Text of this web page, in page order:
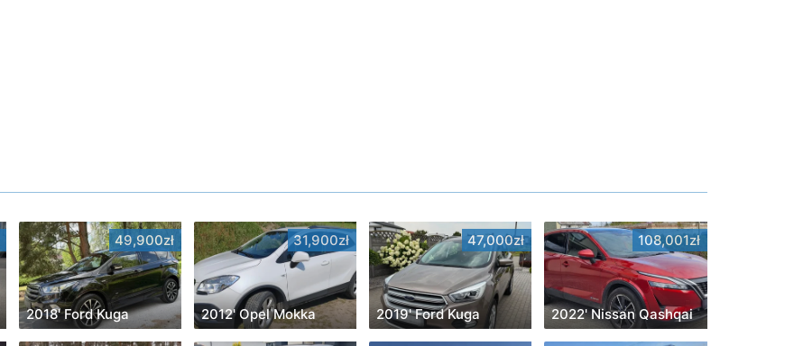
49,900zł
2018' Ford Kuga
31,900zł
2012' Opel Mokka
47,000zł
2019' Ford Kuga
108,001zł
2022' Nissan Qashqai